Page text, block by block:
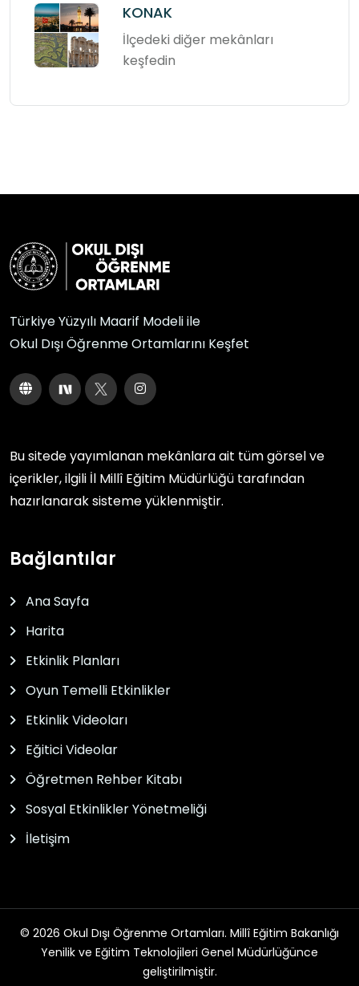
KONAK
İlçedeki diğer mekânları
keşfedin
Türkiye Yüzyılı Maarif Modeli ile
Okul Dışı Öğrenme Ortamlarını Keşfet
Bu sitede yayımlanan mekânlara ait tüm görsel ve
içerikler, ilgili İl Millî Eğitim Müdürlüğü tarafından
hazırlanarak sisteme yüklenmiştir.
Bağlantılar
Ana Sayfa
Harita
Etkinlik Planları
Oyun Temelli Etkinlikler
Etkinlik Videoları
Eğitici Videolar
Öğretmen Rehber Kitabı
Sosyal Etkinlikler Yönetmeliği
İletişim
© 2026 Okul Dışı Öğrenme Ortamları. Millî Eğitim Bakanlığı
Yenilik ve Eğitim Teknolojileri Genel Müdürlüğünce
geliştirilmiştir.